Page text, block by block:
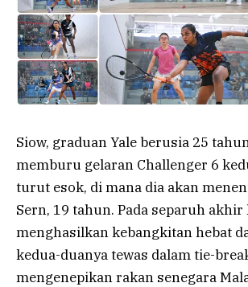
Siow, graduan Yale berusia 25
memburu gelaran Challenger 6
turut esok, di mana dia akan
Sern, 19 tahun. Pada separuh
menghasilkan kebangkitan hebat
kedua-duanya tewas dalam tie-
mengenepikan rakan senegara